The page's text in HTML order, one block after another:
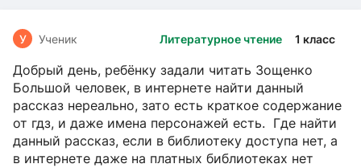
Литературное чтение 1 класс
У Ученик
Добрый день, ребёнку задали читать Зощенко
Большой человек, в интернете найти данный
рассказ нереально, зато есть краткое содержание
от гдз, и даже имена персонажей есть. Где найти
данный рассказ, если в библиотеку доступа нет, а
в интернете даже на платных библиотеках нет